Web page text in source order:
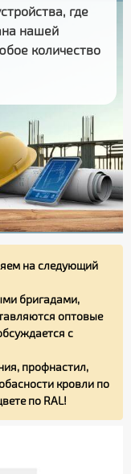
где
нашей
количество
на следующий
бригадами,
оптовые
с
профнастил,
кровли по
по RAL!